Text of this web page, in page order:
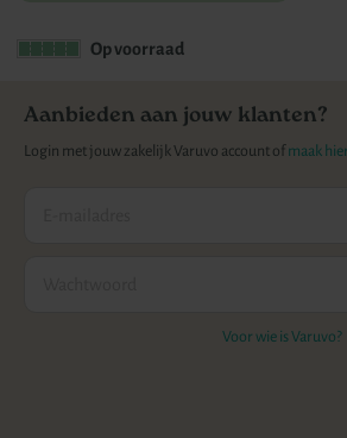
Op voorraad
Aanbieden aan jouw klanten?
Login met jouw zakelijk Varuvo account of maak
Voor wie is Varuvo?